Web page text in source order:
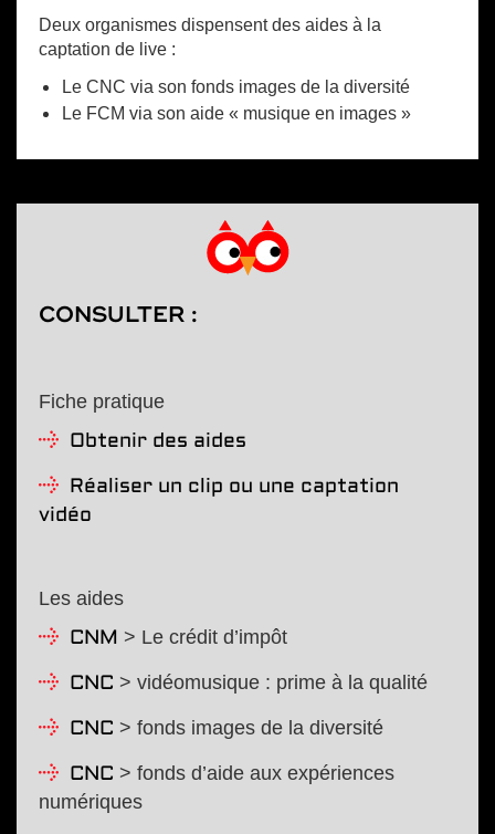
Deux organismes dispensent des aides à la
captation de live :
Le CNC via son fonds images de la diversité
Le FCM via son aide « musique en images »
CONSULTER :
Fiche pratique
Obtenir des aides
Réaliser un clip ou une captation
vidéo
Les aides
CNM > Le crédit d’impôt
CNC > vidéomusique : prime à la qualité
CNC > fonds images de la diversité
CNC > fonds d’aide aux expériences
numériques